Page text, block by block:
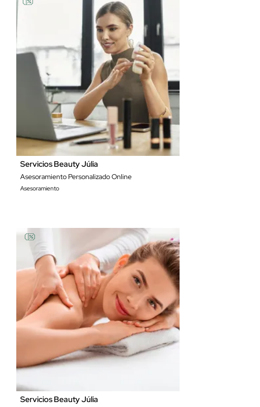
Servicios Beauty Júlia
Asesoramiento Personalizado Online
Asesoramiento
Servicios Beauty Júlia